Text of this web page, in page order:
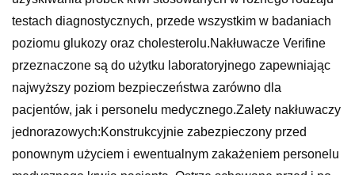
testach diagnostycznych, przede wszystkim w badaniach
poziomu glukozy oraz cholesterolu.Nakłuwacze Verifine
przeznaczone są do użytku laboratoryjnego zapewniając
najwyższy poziom bezpieczeństwa zarówno dla
pacjentów, jak i personelu medycznego.Zalety nakłuwaczy
jednorazowych:Konstrukcyjnie zabezpieczony przed
ponownym użyciem i ewentualnym zakażeniem personelu